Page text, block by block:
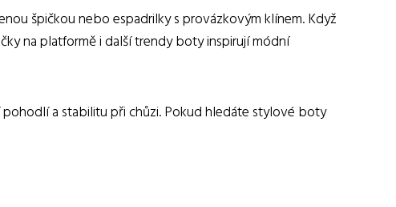
špičkou nebo espadrilky s provázkovým klínem. Když
na platformě i další trendy boty inspirují módní
a stabilitu při chůzi. Pokud hledáte stylové boty